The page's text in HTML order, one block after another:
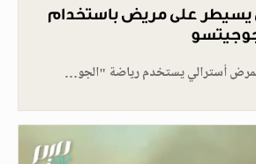
على مريض باستخدام
أسترالي يستخدم رياضة "الجو…